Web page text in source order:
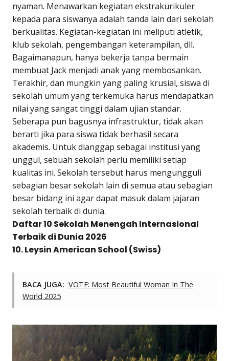
nyaman. Menawarkan kegiatan ekstrakurikuler
kepada para siswanya adalah tanda lain dari sekolah
berkualitas. Kegiatan-kegiatan ini meliputi atletik,
klub sekolah, pengembangan keterampilan, dll.
Bagaimanapun, hanya bekerja tanpa bermain
membuat Jack menjadi anak yang membosankan.
Terakhir, dan mungkin yang paling krusial, siswa di
sekolah umum yang terkemuka harus mendapatkan
nilai yang sangat tinggi dalam ujian standar.
Seberapa pun bagusnya infrastruktur, tidak akan
berarti jika para siswa tidak berhasil secara
akademis. Untuk dianggap sebagai institusi yang
unggul, sebuah sekolah perlu memiliki setiap
kualitas ini. Sekolah tersebut harus mengungguli
sebagian besar sekolah lain di semua atau sebagian
besar bidang ini agar dapat masuk dalam jajaran
sekolah terbaik di dunia.
Daftar 10 Sekolah Menengah Internasional
Terbaik di Dunia 2026
10. Leysin American School (Swiss)
BACA JUGA: VOTE: Most Beautiful Woman In The
World 2025